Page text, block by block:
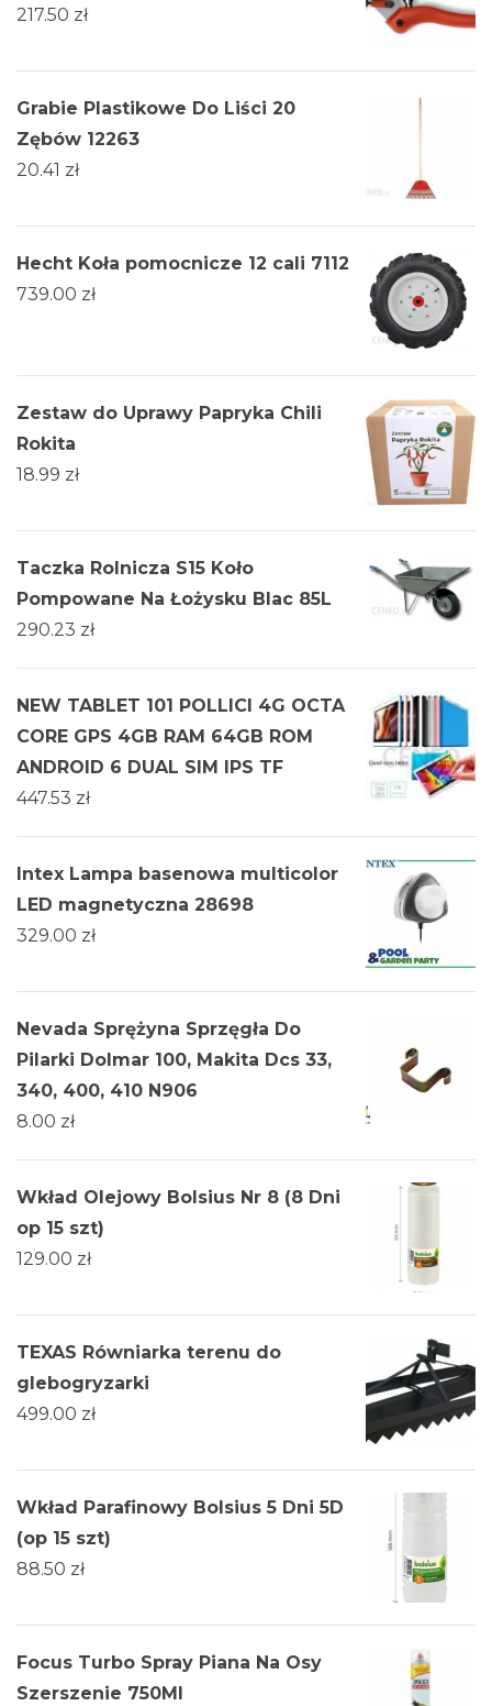
217.50 zł
Grabie Plastikowe Do Liści 20
Zębów 12263
20.41 zł
Hecht Koła pomocnicze 12 cali 7112
739.00 zł
Zestaw do Uprawy Papryka Chili
Rokita
18.99 zł
Taczka Rolnicza S15 Koło
Pompowane Na Łożysku Blac 85L
290.23 zł
NEW TABLET 101 POLLICI 4G OCTA
CORE GPS 4GB RAM 64GB ROM
ANDROID 6 DUAL SIM IPS TF
447.53 zł
Intex Lampa basenowa multicolor
LED magnetyczna 28698
329.00 zł
Nevada Sprężyna Sprzęgła Do
Pilarki Dolmar 100, Makita Dcs 33,
340, 400, 410 N906
8.00 zł
Wkład Olejowy Bolsius Nr 8 (8 Dni
op 15 szt)
129.00 zł
TEXAS Równiarka terenu do
glebogryzarki
499.00 zł
Wkład Parafinowy Bolsius 5 Dni 5D
(op 15 szt)
88.50 zł
Focus Turbo Spray Piana Na Osy
Szerszenie 750Ml